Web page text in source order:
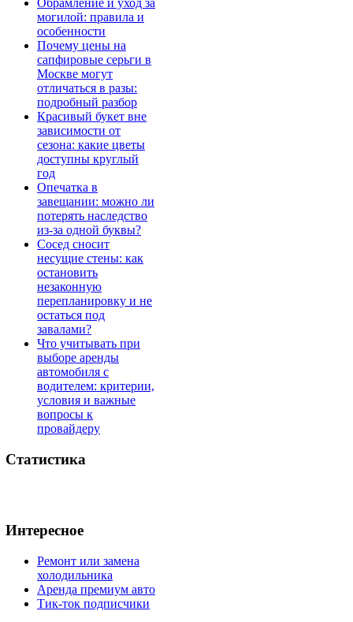
Обрамление и уход за
могилой: правила и
особенности
Почему цены на
сапфировые серьги в
Москве могут
отличаться в разы:
подробный разбор
Красивый букет вне
зависимости от
сезона: какие цветы
доступны круглый
год
Опечатка в
завещании: можно ли
потерять наследство
из-за одной буквы?
Сосед сносит
несущие стены: как
остановить
незаконную
перепланировку и не
остаться под
завалами?
Что учитывать при
выборе аренды
автомобиля с
водителем: критерии,
условия и важные
вопросы к
провайдеру
Статистика
Интересное
Ремонт или замена
холодильника
Аренда премиум авто
Тик-ток подписчики